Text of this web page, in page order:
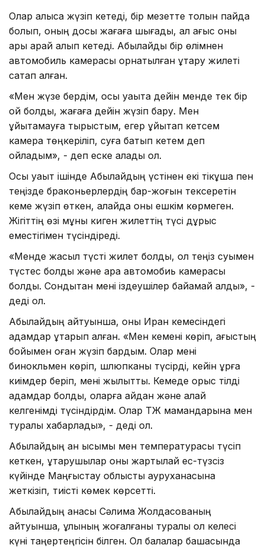
Олар алысқа жүзіп кетеді, бір мезетте толқын пайда
болып, оның досы жағаға шығады, ал ағыс оны
ары қарай алып кетеді. Абылайды бір өлімнен
автомобиль камерасы орнатылған құтқару жилеті
сақтап қалған.
«Мен жүзе бердім, осы уақытқа дейін менде тек бір
ой болды, жағаға дейін жүзіп бару. Мен
ұйықтамауға тырыстым, егер ұйықтап кетсем
камера төңкеріліп, суға батып кетем деп
ойладым», - деп еске алады ол.
Осы уақыт ішінде Абылайдың үстінен екі тікұшақ пен
теңізде браконьерлердің бар-жоғын тексеретін
кеме жүзіп өткен, алайда оны ешкім көрмеген.
Жігіттің өзі мұны киген жилеттің түсі дұрыс
еместігімен түсіндіреді.
«Менде жасыл түсті жилет болды, ол теңіз суымен
түстес болды және қара автомобиь камерасы
болды. Сондықтан мені іздеушілер байқамай қалды», -
деді ол.
Абылайдың айтуынша, оны Иран кемесіндегі
адамдар құтқарып алған. «Мен кемені көріп, ағыстың
бойымен оған жүзіп бардым. Олар мені
бинокльмен көріп, шлюпканы түсірді, кейін құрғақ
киімдер беріп, мені жылытты. Кемеде орыс тілді
адамдар болды, оларға қайдан және қалай
келгенімді түсіндірдім. Олар ТЖ мамандарына мен
туралы хабарлады», - деді ол.
Абылайдың қан қысымы мен температурасы түсіп
кеткен, құтқарушылар оны жартылай ес-түзсіз
күйінде Маңғыстау облыстық ауруханасына
жеткізіп, тиісті көмек көрсетті.
Абылайдың анасы Сәлима Жолдасованың
айтуынша, ұлының жоғалғаны туралы ол келесі
күні таңертеңгісін білген. Ол балалар бақшасында